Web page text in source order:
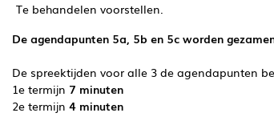
Te behandelen voorstellen.
De agendapunten 5a, 5b en 5c worden
De spreektijden voor alle 3 de agendapunten
1e termijn 7 minuten
2e termijn 4 minuten